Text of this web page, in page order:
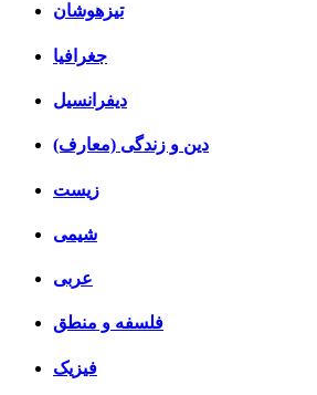
تیزهوشان
جغرافیا
دیفرانسیل
دین و زندگی (معارف)
زیست
شیمی
عربی
فلسفه و منطق
فیزیک